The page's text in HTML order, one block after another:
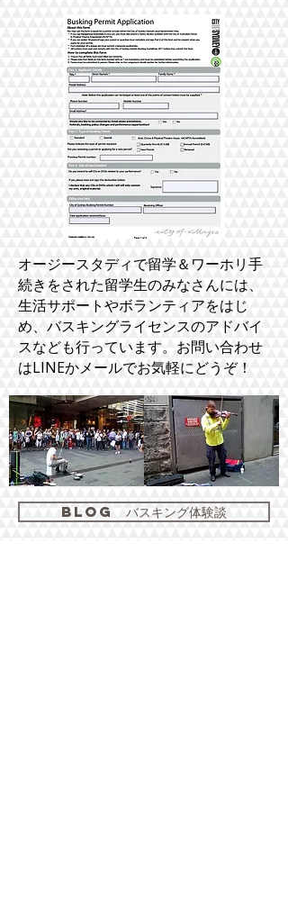
オージースタディで留学＆ワーホリ手
続きをされた留学生のみなさんには、
生活サポートやボランティアをはじ
め、バスキングライセンスのアドバイ
スなども行っています。お問い合わせ
はLINEかメールでお気軽にどうぞ！
blog バスキング体験談